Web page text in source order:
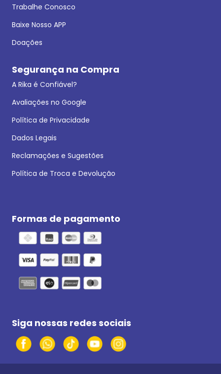
Trabalhe Conosco
Baixe Nosso APP
Doações
Segurança na Compra
A Rika é Confiável?
Avaliações no Google
Política de Privacidade
Dados Legais
Reclamações e Sugestões
Política de Troca e Devolução
Formas de pagamento
Siga nossas redes sociais